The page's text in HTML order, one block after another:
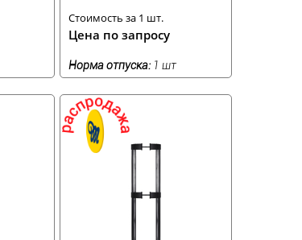
Стоимость за 1 шт.
Цена по запросу
Норма отпуска: 1 шт